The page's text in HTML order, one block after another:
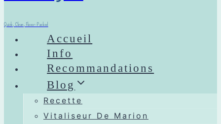
Quick, Clean, Flavor-Packed
Accueil
Info
Recommandations
Blog
Recette
Vitaliseur De Marion